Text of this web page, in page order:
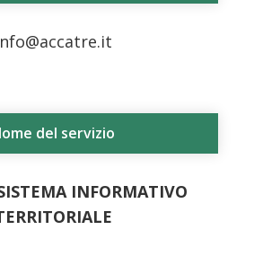
del servizio
INFORMATIVO